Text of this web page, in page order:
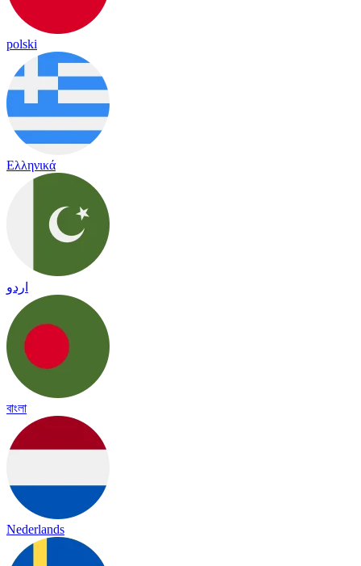
polski
Ελληνικά
اردو
বাংলা
Nederlands